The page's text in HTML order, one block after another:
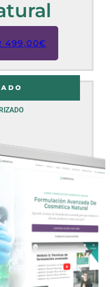
499,00€